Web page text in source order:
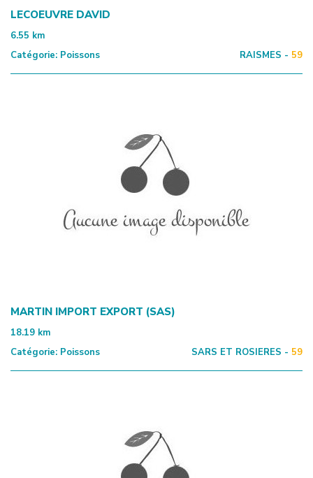
LECOEUVRE DAVID
6.55 km
Catégorie: Poissons RAISMES - 59
MARTIN IMPORT EXPORT (SAS)
18.19 km
Catégorie: Poissons SARS ET ROSIERES - 59